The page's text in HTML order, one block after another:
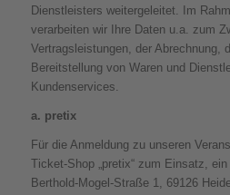
Dienstleisters weitergeleitet. Im
verarbeiten wir Ihre Daten u.a. zum
Vertragsleistungen, der Abrechnung,
Bereitstellung von Waren und
Kundenservices.
a. pretix
Für die Anmeldung zu unseren
Ticket-Shop „pretix“ zum Einsatz,
Berthold-Mogel-Straße 1, 69126